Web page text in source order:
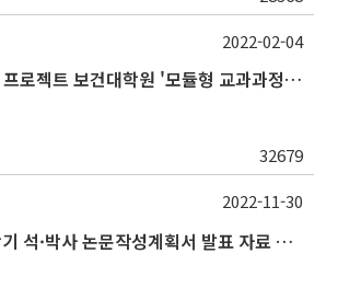
SNU Inno-Edu 프로젝트 보건대학원 '모듈형 교과과정' 안내(revised 2022/2/28)
32679
2022-02-04
2022학년도 1학기 석·박사 논문작성계획서 발표 자료 제출 및 발표 시간 안내
2022-11-30